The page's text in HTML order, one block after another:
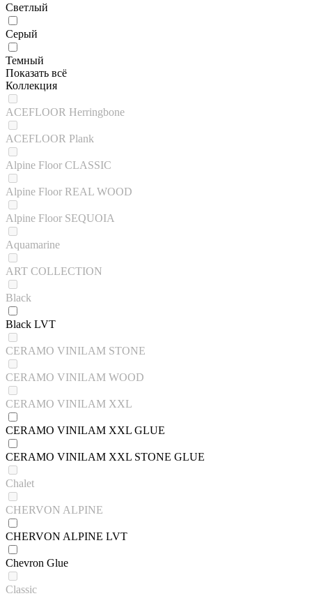
Светлый
Серый
Темный
Показать всё
Коллекция
ACEFLOOR Herringbone
ACEFLOOR Plank
Alpine Floor CLASSIC
Alpine Floor REAL WOOD
Alpine Floor SEQUOIA
Aquamarine
ART COLLECTION
Black
Black LVT
CERAMO VINILAM STONE
CERAMO VINILAM WOOD
CERAMO VINILAM XXL
CERAMO VINILAM XXL GLUE
CERAMO VINILAM XXL STONE GLUE
Chalet
CHERVON ALPINE
CHERVON ALPINE LVT
Chevron Glue
Classic